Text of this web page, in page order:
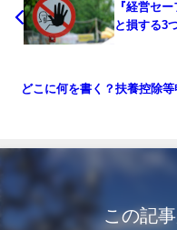
『経営セ
と損する3
どこに何を書く？扶養控除
この記